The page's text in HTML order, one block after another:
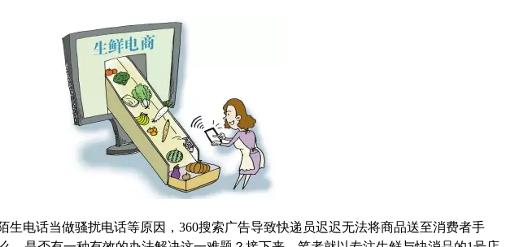
生电话当做骚扰电话等原因，360搜索广告导致快递员迟迟无法将商品送至消费者手